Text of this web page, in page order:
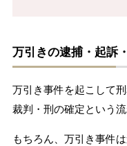
万引きの逮捕・起訴
万引き事件を起こして
裁判・刑の確定という流
もちろん、万引き事件は